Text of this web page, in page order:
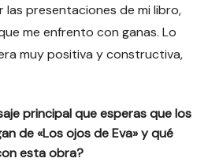
las presentaciones de mi libro,
me enfrento con ganas. Lo
muy positiva y constructiva,
principal que esperas que los
de «Los ojos de Eva» y qué
esta obra?